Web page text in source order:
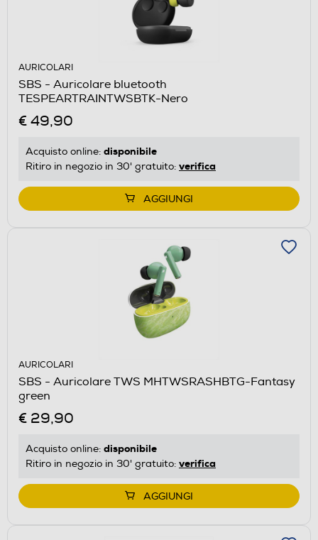
AURICOLARI
SBS - Auricolare bluetooth
TESPEARTRAINTWSBTK-Nero
€ 49,90
Acquisto online: disponibile
Ritiro in negozio in 30' gratuito: verifica
AGGIUNGI
AURICOLARI
SBS - Auricolare TWS MHTWSRASHBTG-Fantasy
green
€ 29,90
Acquisto online: disponibile
Ritiro in negozio in 30' gratuito: verifica
AGGIUNGI